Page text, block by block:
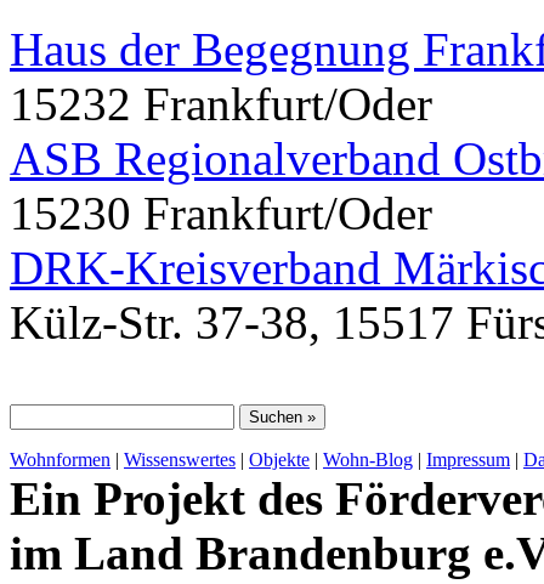
Haus der Begegnung
15232 Frankfurt/Oder
ASB Regionalverband
15230 Frankfurt/Oder
DRK-Kreisverband
Külz-Str. 37-38, 15517
Wohnformen | Wissenswertes | Objekte | Wohn-Blog | Impressum |
Ein Projekt des
im Land Brandenburg